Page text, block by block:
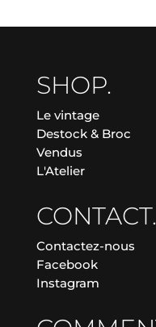
SHOP.
Le vintage
Destock & Broc
Vendus
L'Atelier
CONTACT.
Contactez-nous
Facebook
Instagram